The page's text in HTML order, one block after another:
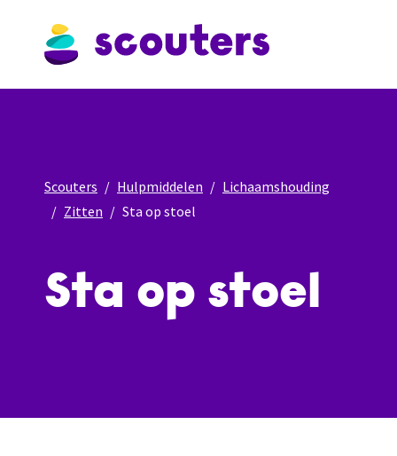
Scouters Hulpmiddelen
Lichaamshouding
Zitten
Sta op stoel
Sta op stoel